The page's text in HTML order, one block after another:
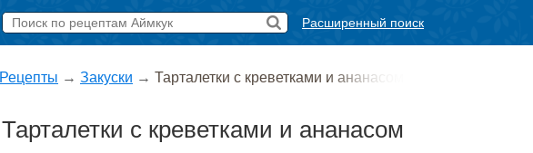
Расширенный поиск
Рецепты → Закуски → Тарталетки с креветками и ананасом
Тарталетки с креветками и ананасом